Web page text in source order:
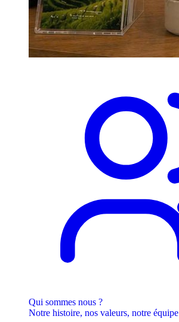
Qui sommes nous ?
Notre histoire, nos valeurs, notre équipe